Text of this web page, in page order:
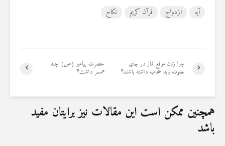
آیه ازدواج قرآن کریم نکاح
حضرت پیامبر (ص) چند
همسر داشت؟
چرا زنان موقع نماز در جای
خلوت باید حجاب داشته باشند؟
همچنین ممکن است این مقالات نیز برایتان مفید
باشد